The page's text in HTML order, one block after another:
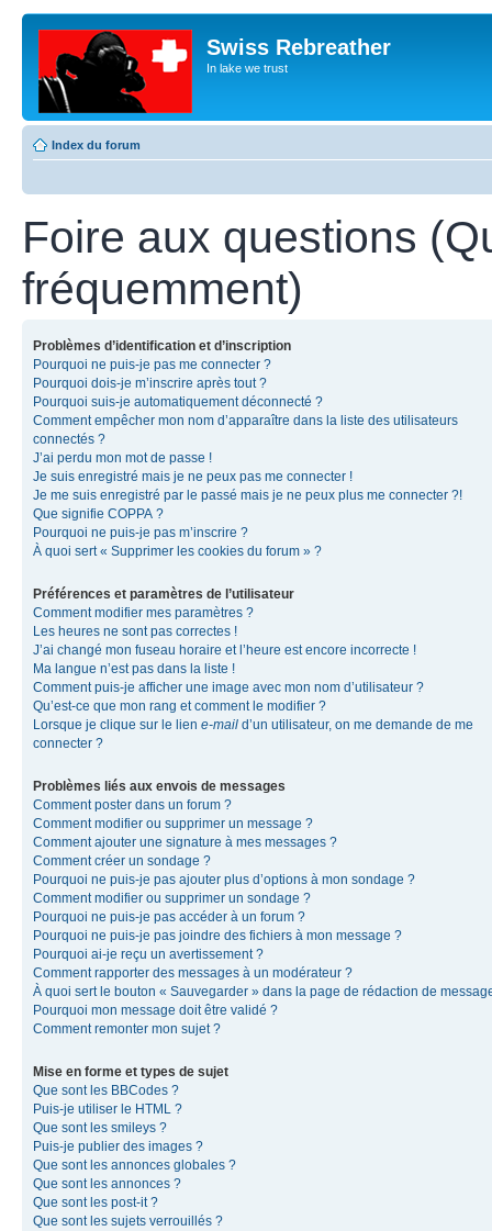
Swiss Rebreather
In lake we trust
Index du forum
Foire aux questions
fréquemment)
Problèmes d’identification et d’inscription
Pourquoi ne puis-je pas me connecter ?
Pourquoi dois-je m’inscrire après tout ?
Pourquoi suis-je automatiquement déconnecté ?
Comment empêcher mon nom d’apparaître dans la liste des utilisateurs
connectés ?
J’ai perdu mon mot de passe !
Je suis enregistré mais je ne peux pas me connecter !
Je me suis enregistré par le passé mais je ne peux plus me connecter ?!
Que signifie COPPA ?
Pourquoi ne puis-je pas m’inscrire ?
À quoi sert « Supprimer les cookies du forum » ?
Préférences et paramètres de l’utilisateur
Comment modifier mes paramètres ?
Les heures ne sont pas correctes !
J’ai changé mon fuseau horaire et l’heure est encore incorrecte !
Ma langue n’est pas dans la liste !
Comment puis-je afficher une image avec mon nom d’utilisateur ?
Qu’est-ce que mon rang et comment le modifier ?
Lorsque je clique sur le lien e-mail d’un utilisateur, on me demande de me
connecter ?
Problèmes liés aux envois de messages
Comment poster dans un forum ?
Comment modifier ou supprimer un message ?
Comment ajouter une signature à mes messages ?
Comment créer un sondage ?
Pourquoi ne puis-je pas ajouter plus d’options à mon sondage ?
Comment modifier ou supprimer un sondage ?
Pourquoi ne puis-je pas accéder à un forum ?
Pourquoi ne puis-je pas joindre des fichiers à mon message ?
Pourquoi ai-je reçu un avertissement ?
Comment rapporter des messages à un modérateur ?
À quoi sert le bouton « Sauvegarder » dans la page de rédaction de
Pourquoi mon message doit être validé ?
Comment remonter mon sujet ?
Mise en forme et types de sujet
Que sont les BBCodes ?
Puis-je utiliser le HTML ?
Que sont les smileys ?
Puis-je publier des images ?
Que sont les annonces globales ?
Que sont les annonces ?
Que sont les post-it ?
Que sont les sujets verrouillés ?